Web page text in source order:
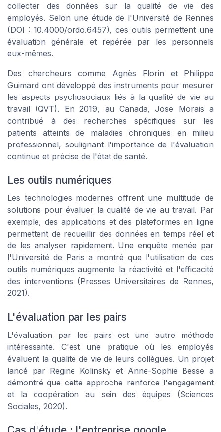
collecter des données sur laqualité de vie des
employés. Selon une étude de l'Université de Rennes
(DOI : 10.4000/ordo.6457), ces outils permettent une
évaluation générale et repérée par les personnels
eux-mêmes.
Des chercheurs comme Agnès Florin et Philippe
Guimard ont développé des instruments pour mesurer
les aspects psychosociaux liés à la qualité de vie au
travail (QVT). En 2019, au Canada,Jose Morais a
contribué à des recherches spécifiques sur les
patients atteints de maladies chroniques en milieu
professionnel, soulignant l'importance de l'évaluation
continue et précise de l'état de santé.
Les outils numériques
Les technologies modernes offrent une multitude de
solutions pour évaluer la qualité de vie au travail. Par
exemple, des applications et des plateformes en ligne
permettent de recueillir des données en temps réel et
de les analyser rapidement. Une enquête menée par
l'Université de Paris a montré que l'utilisation de ces
outils numériques augmente la réactivité et l'efficacité
des interventions (Presses Universitaires de Rennes,
2021).
L'évaluation par les pairs
L'évaluation par les pairs est une autre méthode
intéressante. C'est une pratique où les employés
évaluent la qualité de vie de leurs collègues. Un projet
lancé par Regine Kolinsky et Anne-Sophie Besse a
démontré que cette approche renforce l'engagement
et la coopération au sein des équipes (Sciences
Sociales, 2020).